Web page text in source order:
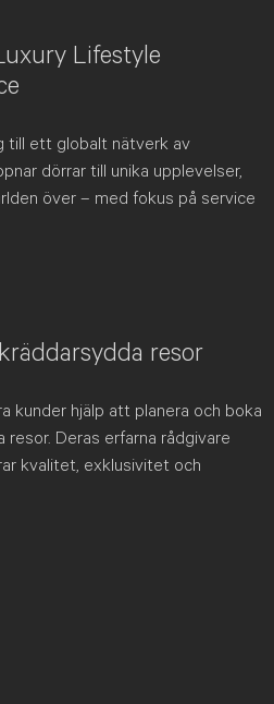
Lifestyle
till ett globalt nätverk av
dörrar till unika upplevelser,
över – med fokus på service
resor
kunder hjälp att planera och boka
resor. Deras erfarna rådgivare
kvalitet, exklusivitet och